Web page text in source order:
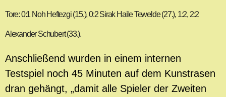
Tore: 0:1 Noh Heftezgi (15.), 0:2 Sirak Haile Tewelde (27.), 1:2, 2:2
Alexander Schubert (33.).
Anschließend wurden in einem internen
Testspiel noch 45 Minuten auf dem Kunstrasen
dran gehängt, „damit alle Spieler der Zweiten